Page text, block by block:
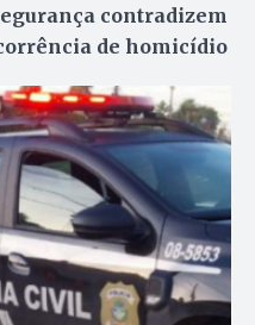
contradizem
de homicídio